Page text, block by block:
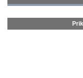
Korg aranžerske